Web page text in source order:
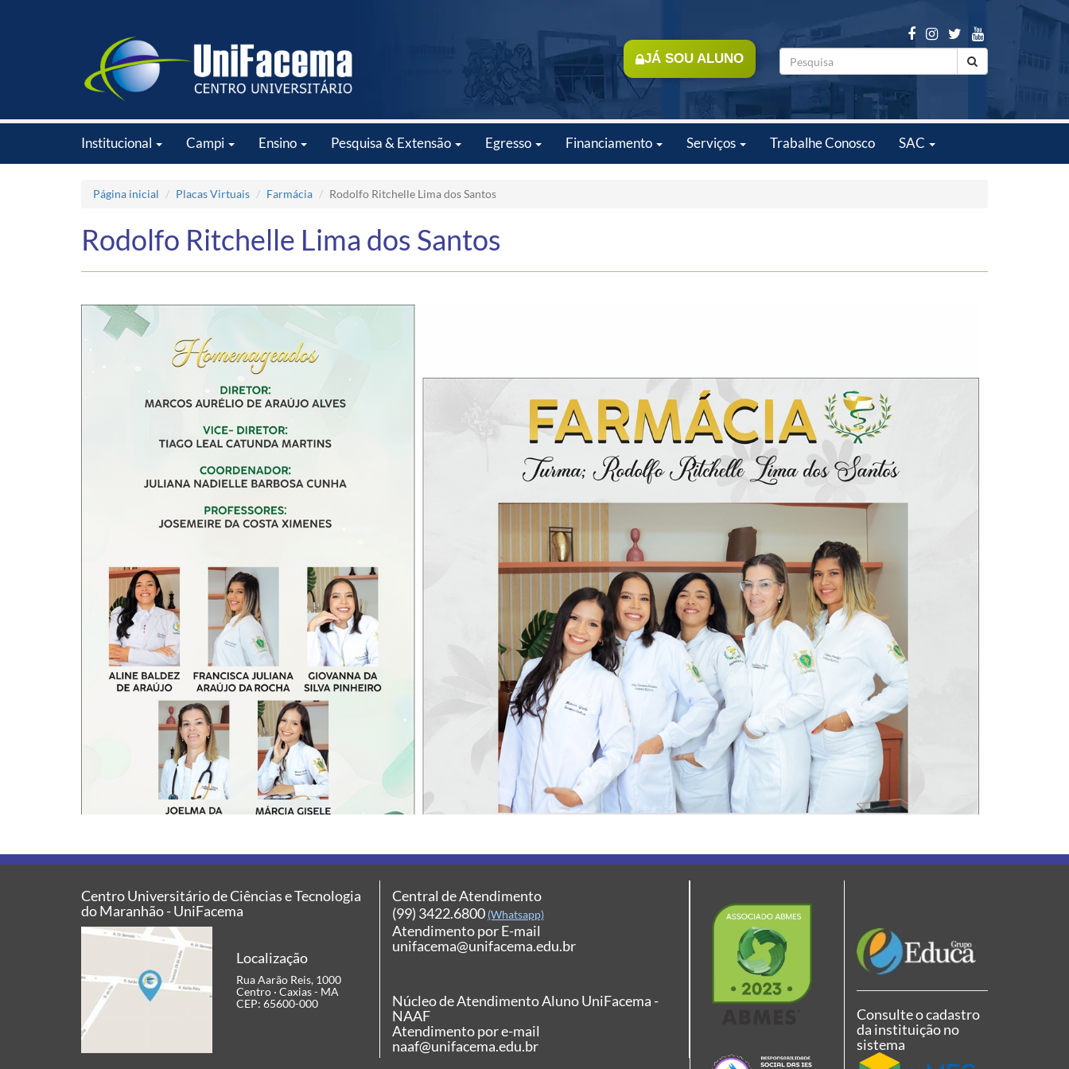
JÁ SOU ALUNO
Institucional Campi Ensino Pesquisa & Extensão Egresso Financiamento Serviços Trabalhe Conosco SAC
Página inicial Placas Virtuais Farmácia Rodolfo Ritchelle Lima dos Santos
Rodolfo Ritchelle Lima dos Santos
Centro Universitário de Ciências e Tecnologia
do Maranhão - UniFacema
Localização
Rua Aarão Reis, 1000
Centro · Caxias - MA
CEP: 65600-000
Central de Atendimento
(99) 3422.6800 (Whatsapp)
Atendimento por E-mail
unifacema@unifacema.edu.br
Núcleo de Atendimento Aluno UniFacema -
NAAF
Atendimento por e-mail
naaf@unifacema.edu.br
Consulte o cadastro
da instituição no
sistema